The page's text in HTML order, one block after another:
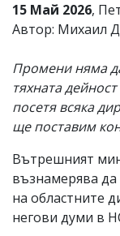
отговорност
за
откриете
обиден
за
коментар,
сигнализирайте
ни!
15 Май 2026,
Автор: Михаил
Промени няма
тяхната
посетя всяка
ще поставим
Вътрешният
възнамерява
на областните
негови думи в